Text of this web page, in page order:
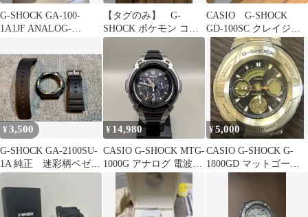
G-SHOCK GA-100-
1A1JF ANALOG-
【タグのみ】 G-
SHOCK ポケモン コラ
ボGA-110PKM-7AJR 2
CASIO G-SHOCK
GD-100SC クレイジー
カラーズ
¥3,500
G-SHOCK GA-2100SU-
1A 純正 迷彩柄ベゼ
ル・ベルトセット
¥ 14,980
CASIO G-SHOCK MTG-
1000G アナログ 電波ソ
ーラー
¥5,000
CASIO G-SHOCK G-
1800GD マットゴール
ド レア